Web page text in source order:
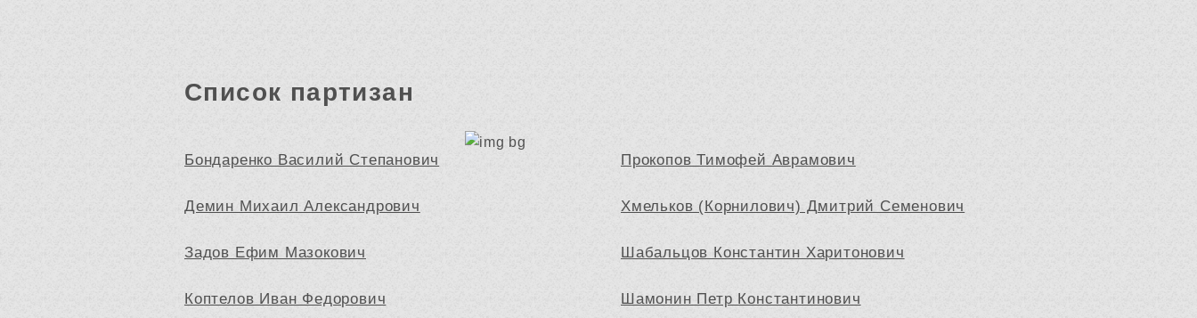
Список партизан
Бондаренко Василий Степанович
Демин Михаил Александрович
Задов Ефим Мазокович
Коптелов Иван Федорович
Прокопов Тимофей Аврамович
Хмельков (Корнилович) Дмитрий Семенович
Шабальцов Константин Харитонович
Шамонин Петр Константинович